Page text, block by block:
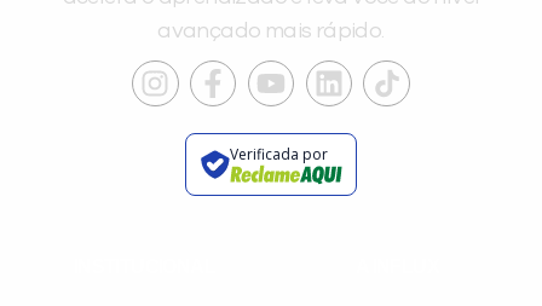
avançado mais rápido.
Verificada por